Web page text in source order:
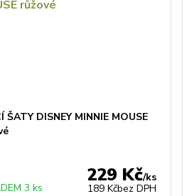
ŠATY DISNEY MINNIE MOUSE
229 Kč/ks
189 Kčbez DPH
3 ks